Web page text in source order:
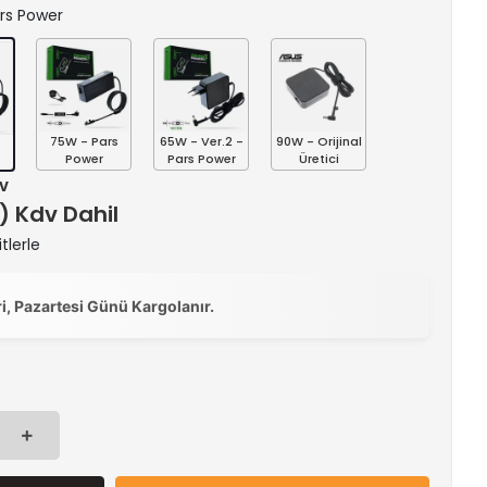
Power
75W - Pars
Power
65W - Ver.2 -
Pars Power
90W - Orijinal
Üretici
Kdv Dahil
Pazartesi Günü Kargolanır.